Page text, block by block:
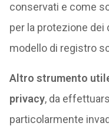
conservati e come
per la protezione dei
modello di registro
Altro strumento
privacy, da
particolarmente